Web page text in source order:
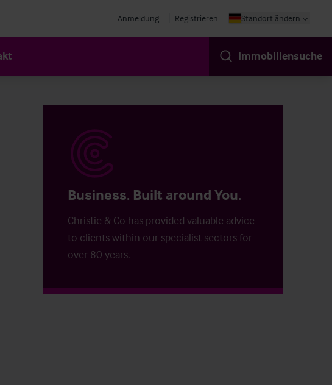
Anmeldung Registrieren Standort ändern
Immobiliensuche
Business. Built around You.
Christie & Co has provided valuable advice
to clients within our specialist sectors for
over 80 years.